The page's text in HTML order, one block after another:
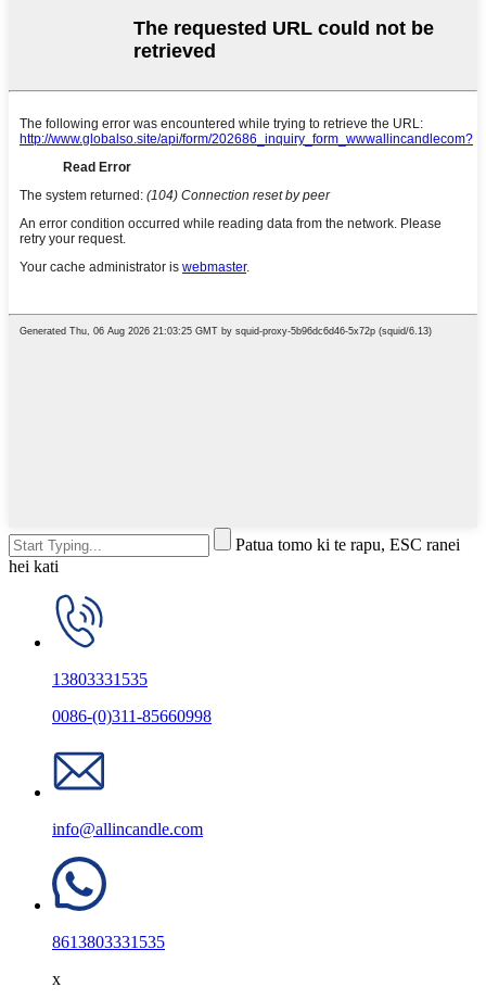
Patua tomo ki te rapu, ESC ranei
hei kati
13803331535
0086-(0)311-85660998
info@allincandle.com
8613803331535
x